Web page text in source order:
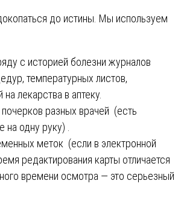
до истины. Мы используем
с историей болезни журналов
температурных листов,
на лекарства в аптеку.
разных врачей (есть
на одну руку) .
меток (если в электронной
редактирования карты отличается
времени осмотра — это серьезный